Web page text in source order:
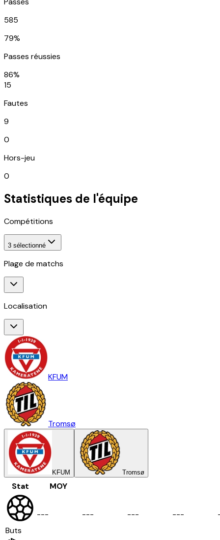
585
79%
Passes réussies
86%
15
Fautes
9
0
Hors-jeu
0
Statistiques de l'équipe
Compétitions
3 sélectionné
Plage de matchs
Localisation
KFUM
Tromsø
KFUM Tromsø
Stat MOY
Buts
--- --- --- ---